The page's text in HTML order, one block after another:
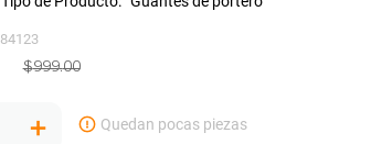
84123
$999.00
＋